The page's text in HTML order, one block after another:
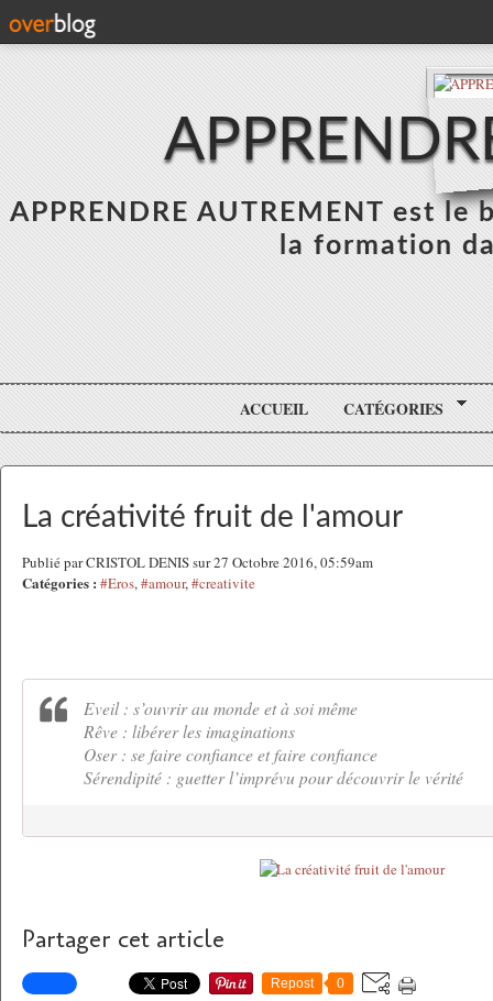
APPRENDRE AUTREMENT est
la formation
ACCUEIL CATÉGORIES
La créativité fruit de l'amour
Publié par CRISTOL DENIS sur 27 Octobre 2016, 05:59am
Catégories : #Eros,#amour,#creativite
Eveil : s’ouvrir au monde et à soi même
Rêve : libérer les imaginations
Oser : se faire confiance et faire confiance
Sérendipité : guetter l’imprévu pour découvrir le vérité
Partager cet article
Repost 0